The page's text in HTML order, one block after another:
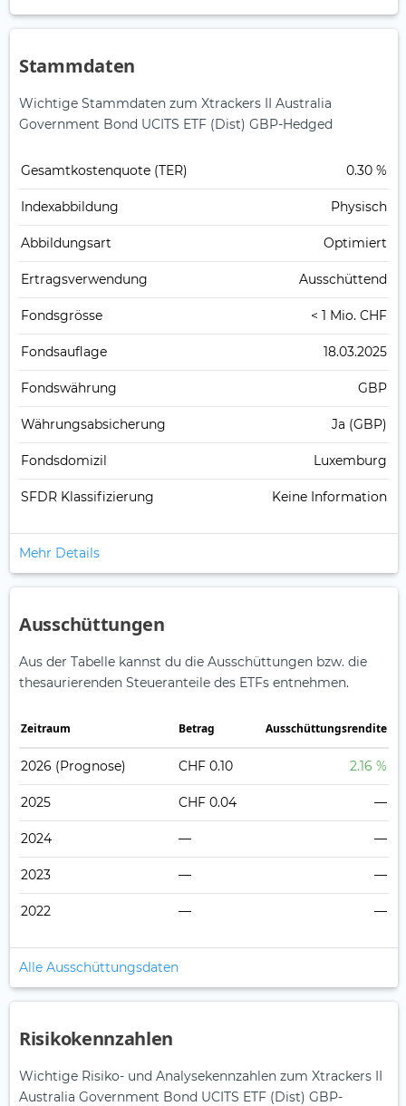
Stammdaten
Wichtige Stammdaten zum Xtrackers II Australia
Government Bond UCITS ETF (Dist) GBP-Hedged
Gesamt­kosten­quote (TER) 0.30 %
Index­abbildung Physisch
Abbildungs­art Optimiert
Ertrags­verwendung Ausschüttend
Fonds­grösse < 1 Mio. CHF
Fonds­auflage 18.03.2025
Fonds­währung GBP
Währungsabsicherung Ja (GBP)
Fondsdomizil Luxemburg
SFDR Klassifizierung Keine Information
Mehr Details
Ausschüttungen
Aus der Tabelle kannst du die Ausschüttungen bzw. die
thesaurierenden Steueranteile des ETFs entnehmen.
Zeitraum Betrag Ausschüttungsrendite
2026 (Prognose) CHF 0.10 2.16 %
2025 CHF 0.04 —
2024 — —
2023 — —
2022 — —
Alle Ausschüttungsdaten
Risikokennzahlen
Wichtige Risiko- und Analysekennzahlen zum Xtrackers II
Australia Government Bond UCITS ETF (Dist) GBP-